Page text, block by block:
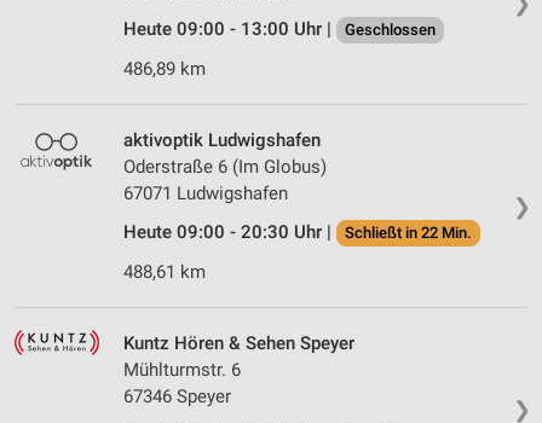
Heute 09:00 - 13:00 Uhr |
Geschlossen
486,89 km
❯
aktivoptik Ludwigshafen
Oderstraße 6 (Im Globus)
67071 Ludwigshafen
Heute 09:00 - 20:30 Uhr |
Schließt in 22 Min.
488,61 km
❯
Kuntz Hören & Sehen Speyer
Mühlturmstr. 6
67346 Speyer